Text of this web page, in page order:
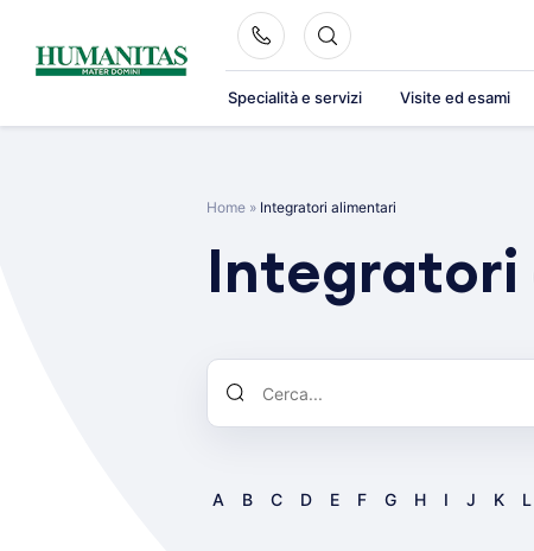
content
Specialità e servizi Visite ed esami
Home » Integratori alimentari
A B C D E F G H I J K L